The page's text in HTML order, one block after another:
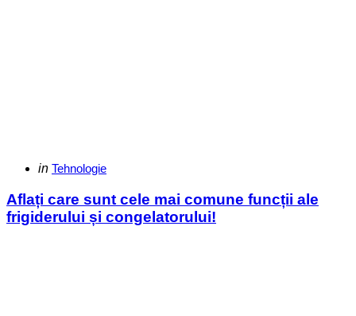
Categories
Posted
in Tehnologie
Aflați care sunt cele mai comune funcții ale
frigiderului și congelatorului!